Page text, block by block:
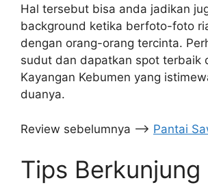
Hal tersebut bisa anda jadikan
background ketika berfoto-foto
dengan orang-orang tercinta.
sudut dan dapatkan spot terbaik
Kayangan Kebumen yang
duanya.
Review sebelumnya –> Pantai
Tips Berkunjung